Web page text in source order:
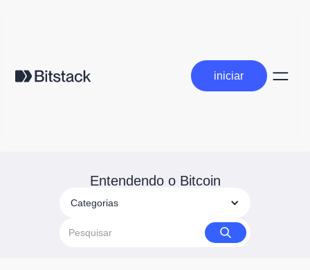
iniciar
iniciar
Entendendo o Bitcoin
Categorias